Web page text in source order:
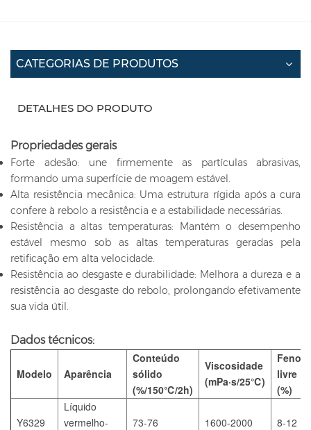
CATEGORIAS DE PRODUTOS
DETALHES DO PRODUTO
Propriedades gerais
Forte adesão: une firmemente as partículas abrasivas,
formando uma superfície de moagem estável.
Alta resistência mecânica: Uma estrutura rígida após a cura
confere à rebolo a resistência e a estabilidade necessárias.
Resistência a altas temperaturas: Mantém o desempenho
estável mesmo sob as altas temperaturas geradas pela
retificação em alta velocidade.
Resistência ao desgaste e durabilidade: Melhora a dureza e a
resistência ao desgaste do rebolo, prolongando efetivamente
sua vida útil.
Dados técnicos:
Modelo Aparência
Conteúdo
sólido
(%/150℃/2h)
Viscosidade
(mPa·s/25℃)
Fenol
livre
(%)
Y6329
Líquido
vermelho-
73-76 1600-2000 8-12